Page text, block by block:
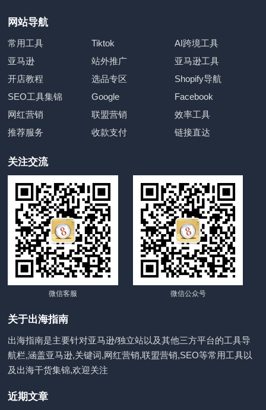
网站导航
常用工具 Tiktok
AI跨境工具
亚马逊
站外推广
亚马逊工具
开店教程
选品专区
Shopify导航
SEO工具集锦
Google
Facebook
网红营销
联盟营销
效率工具
推荐服务
收款支付 链接直达
关注交流
微信客服 微信公众号
关于出海指南
出海指南是主要针对亚马逊/独立站以及其他三方平台的工具导
航栏,涵盖亚马逊,关键词,网红营销,联盟营销,SEO等常用工具以
及出海干货集锦,欢迎关注
近期文章